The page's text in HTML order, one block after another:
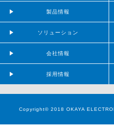
製品情報
ソリューション
会社情報
採用情報
Copyright© 2018 OKAYA